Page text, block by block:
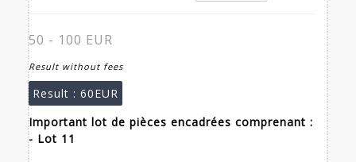
50 - 100 EUR
Result without fees
Result : 60EUR
Important lot de pièces encadrées comprenant :
- Lot 11